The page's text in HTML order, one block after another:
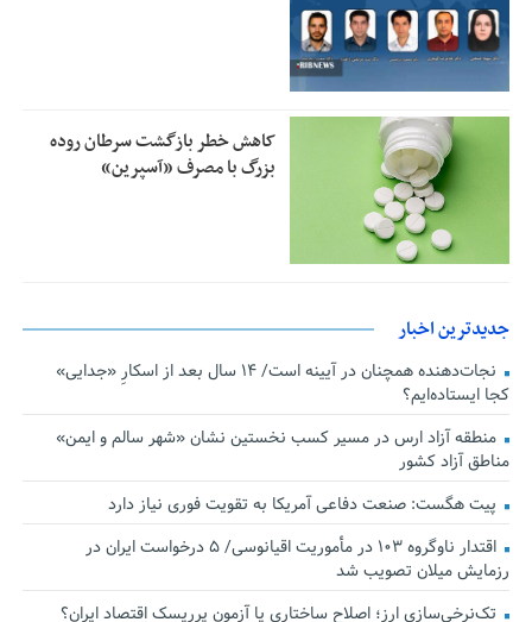
کاهش خطر بازگشت سرطان روده
بزرگ با مصرف «آسپرین»
جدیدترین اخبار
نجات‌دهنده‌ همچنان در آیینه است/ ۱۴ سال بعد از اسکارِ «جدایی»
کجا ایستاده‌ایم؟
منطقه آزاد ارس در مسیر کسب نخستین نشان «شهر سالم و ایمن»
مناطق آزاد کشور
پیت هگست: صنعت دفاعی آمریکا به تقویت فوری نیاز دارد
اقتدار ناوگروه ۱۰۳ در مأموریت‌ اقیانوسی/ ۵ درخواست ایران در
رزمایش میلان تصویب شد
تک‌نرخی‌سازی ارز؛ اصلاح ساختاری یا آزمون پرریسک اقتصاد ایران؟